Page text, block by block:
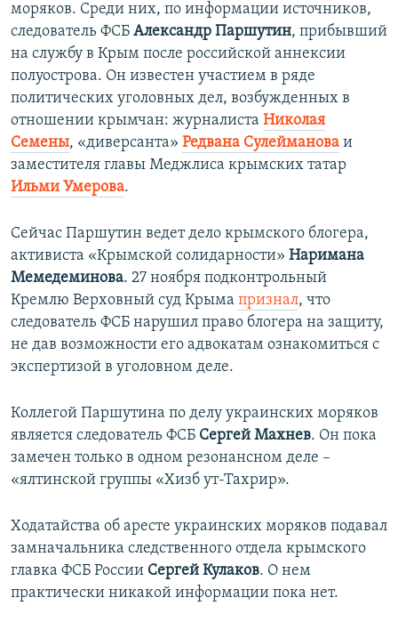
моряков. Среди них, по информации источников,
следователь ФСБ Александр Паршутин, прибывший
на службу в Крым после российской аннексии
полуострова. Он известен участием в ряде
политических уголовных дел, возбужденных в
отношении крымчан: журналиста Николая
Семены, «диверсанта» Редвана Сулейманова и
заместителя главы Меджлиса крымских татар
Ильми Умерова.
Сейчас Паршутин ведет дело крымского блогера,
активиста «Крымской солидарности» Наримана
Мемедеминова. 27 ноября подконтрольный
Кремлю Верховный суд Крыма признал, что
следователь ФСБ нарушил право блогера на защиту,
не дав возможности его адвокатам ознакомиться с
экспертизой в уголовном деле.
Коллегой Паршутина по делу украинских моряков
является следователь ФСБ Сергей Махнев. Он пока
замечен только в одном резонансном деле –
«ялтинской группы «Хизб ут-Тахрир».
Ходатайства об аресте украинских моряков подавал
замначальника следственного отдела крымского
главка ФСБ России Сергей Кулаков. О нем
практически никакой информации пока нет.